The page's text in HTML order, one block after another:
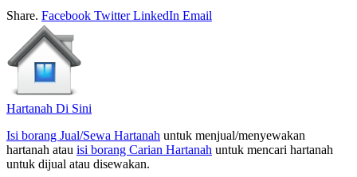
Share. Facebook Twitter LinkedIn Email
Hartanah Di Sini
Isi borang Jual/Sewa Hartanah untuk menjual/menyewakan
hartanah atau isi borang Carian Hartanah untuk mencari hartanah
untuk dijual atau disewakan.